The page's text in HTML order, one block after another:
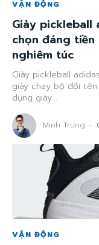
VẬN ĐỘNG
Giày pickleball
chọn đáng
nghiêm túc
Giày pickleball
giày chạy bộ đổi
dụng giày...
Minh Trung -
VẬN ĐỘNG